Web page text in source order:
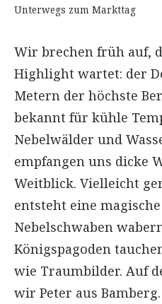
Unterwegs zum Markttag
Wir brechen früh auf,
Highlight wartet: der
Metern der höchste
bekannt für kühle
Nebelwälder und
empfangen uns dicke
Weitblick. Vielleicht
entsteht eine
Nebelschwaben
Königspagoden
wie Traumbilder. Auf
wir Peter aus